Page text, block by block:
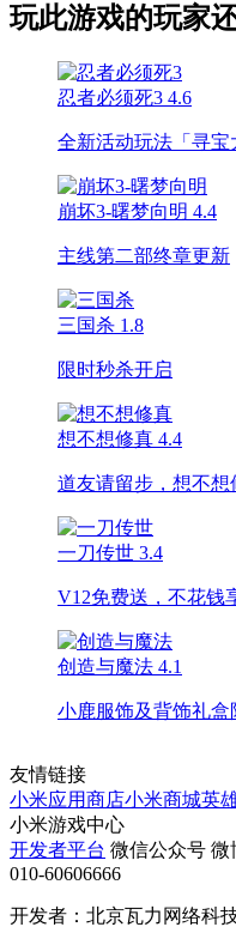
玩此游戏的玩家
忍者必须死3 4.6
全新活动玩法「寻宝
崩坏3-曙梦向明 4.4
主线第二部终章更新
三国杀 1.8
限时秒杀开启
想不想修真 4.4
道友请留步，想不想
一刀传世 3.4
V12免费送，不花钱
创造与魔法 4.1
小鹿服饰及背饰礼盒
友情链接
小米应用商店小米商城英
小米游戏中心
开发者平台 微信公众号 微
010-60606666
开发者：北京瓦力网络科